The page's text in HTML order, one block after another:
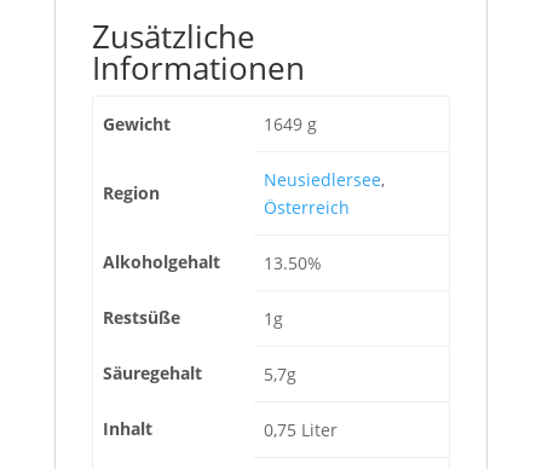
Zusätzliche
Informationen
Gewicht 1649 g
Region
Neusiedlersee,
Österreich
Alkoholgehalt 13.50%
Restsüße 1g
Säuregehalt 5,7g
Inhalt 0,75 Liter